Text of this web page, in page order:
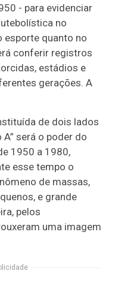
- para evidenciar
no
esporte quanto no
conferir registros
estádios e
gerações. A
de dois lados
será o poder do
1950 a 1980,
esse tempo o
de massas,
e grande
pelos
uma imagem